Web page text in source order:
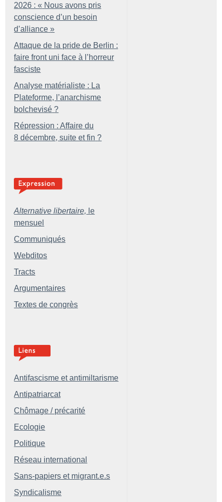
2026 : « Nous avons pris
conscience d’un besoin
d’alliance »
Attaque de la pride de Berlin :
faire front uni face à l’horreur
fasciste
Analyse matérialiste : La
Plateforme, l’anarchisme
bolchevisé ?
Répression : Affaire du
8 décembre, suite et fin ?
Alternative libertaire, le
mensuel
Communiqués
Webditos
Tracts
Argumentaires
Textes de congrès
Antifascisme et antimiltarisme
Antipatriarcat
Chômage / précarité
Ecologie
Politique
Réseau international
Sans-papiers et migrant.e.s
Syndicalisme